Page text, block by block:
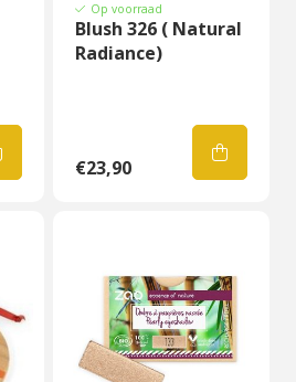
Op voorraad
Blush 326 ( Natural
Radiance)
€23,90